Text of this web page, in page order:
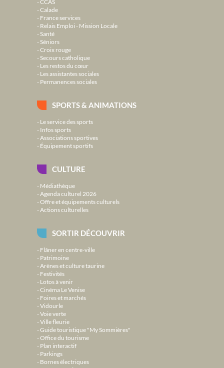
Calade
France services
Relais Emploi - Mission Locale
Santé
Séniors
Croix rouge
Secours catholique
Les restos du cœur
Les assistantes sociales
Permanences sociales
SPORTS & ANIMATIONS
Le service des sports
Infos sports
Associations sportives
Équipement sportifs
CULTURE
Médiathèque
Agenda culturel 2026
Offre et équipements culturels
Actions culturelles
SORTIR DÉCOUVRIR
Flâner en centre-ville
Patrimoine
Arènes et culture taurine
Festivités
Lotos à venir
Cinéma Le Venise
Foires et marchés
Vidourle
Voie verte
Ville fleurie
Guide touristique "My Sommières"
Office du tourisme
Plan interactif
Parkings
Bornes électriques